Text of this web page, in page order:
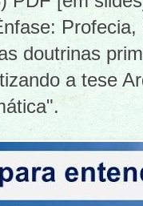
doutrinas
a tese